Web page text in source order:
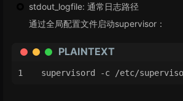
stdout_logfile: 通常日志路径
通过全局配置文件启动supervisor：
PLAINTEXT
supervisord -c /etc/